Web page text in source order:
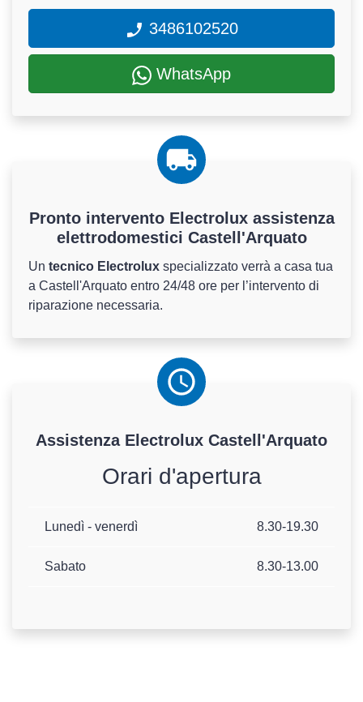
3486102520
WhatsApp
Pronto intervento Electrolux assistenza
elettrodomestici Castell'Arquato
Un tecnico Electrolux specializzato verrà a casa tua
a Castell'Arquato entro 24/48 ore per l’intervento di
riparazione necessaria.
Assistenza Electrolux Castell'Arquato
Orari d'apertura
Lunedì - venerdì 8.30-19.30
Sabato 8.30-13.00